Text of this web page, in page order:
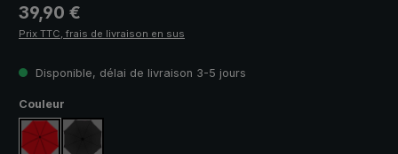
Prix régulier :
39,90 €
Prix TTC, frais de livraison en sus
Disponible, délai de livraison 3-5 jours
Sélectionnez
Couleur
rouge noir